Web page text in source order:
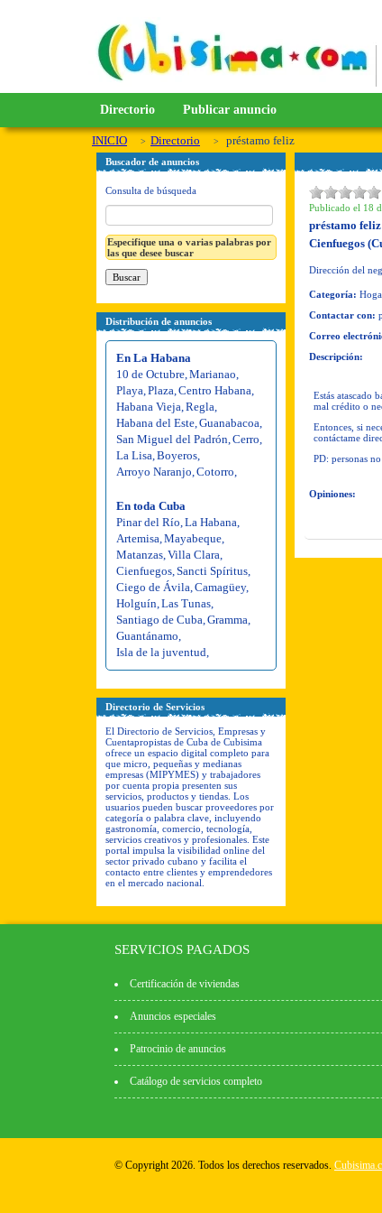
Directorio Publicar anuncio
INICIO Directorio préstamo feliz
Buscador de anuncios
Consulta de búsqueda
Especifique una o varias palabras por
las que desee buscar
Distribución de anuncios
En La Habana
10 de Octubre Marianao
Playa Plaza Centro Habana
Habana Vieja Regla
Habana del Este Guanabacoa
San Miguel del Padrón Cerro
La Lisa Boyeros
Arroyo Naranjo Cotorro
En toda Cuba
Pinar del Río La Habana
Artemisa Mayabeque
Matanzas Villa Clara
Cienfuegos Sancti Spíritus
Ciego de Ávila Camagüey,
Holguín Las Tunas
Santiago de Cuba Gramma
Guantánamo
Isla de la juventud
Directorio de Servicios
El Directorio de Servicios, Empresas y
Cuentapropistas de Cuba de Cubisima
ofrece un espacio digital completo para
que micro, pequeñas y medianas
empresas (MIPYMES) y trabajadores
por cuenta propia presenten sus
servicios, productos y tiendas. Los
usuarios pueden buscar proveedores por
categoría o palabra clave, incluyendo
gastronomía, comercio, tecnología,
servicios creativos y profesionales. Este
portal impulsa la visibilidad online del
sector privado cubano y facilita el
contacto entre clientes y emprendedores
en el mercado nacional.
Publicado el 18
préstamo feliz
Cienfuegos
Dirección del
Categoría:
Contactar con:
Correo
Descripción:
Estás atascado
mal crédito o
Entonces, si
contáctame
PD: personas
Opiniones:
SERVICIOS PAGADOS
Certificación de viviendas
Anuncios especiales
Patrocinio de anuncios
Catálogo de servicios completo
© Copyright 2026. Todos los derechos reservados.